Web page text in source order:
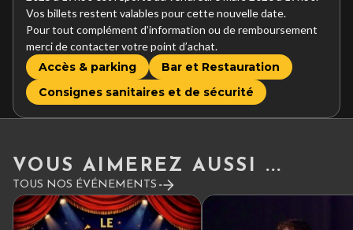
Vos billets restent valables pour cette nouvelle date.
Pour tout complément d’information ou de remboursement
merci de contacter votre point d’achat.
Accès & parking
Bar et Restauration
Consignes sanitaires et de sécurité
VOUS AIMEREZ AUSSI ...
TOUS NOS ÉVÉNEMENTS